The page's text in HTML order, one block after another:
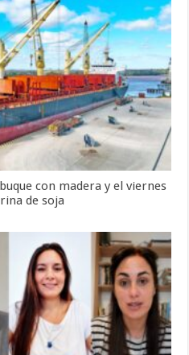
con madera y el viernes
de soja